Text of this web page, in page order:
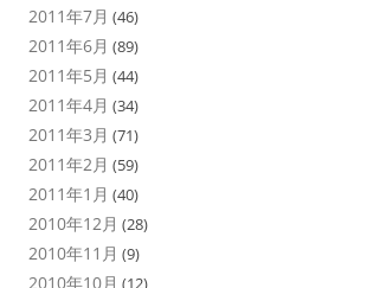
2011年7月 (46)
2011年6月 (89)
2011年5月 (44)
2011年4月 (34)
2011年3月 (71)
2011年2月 (59)
2011年1月 (40)
2010年12月 (28)
2010年11月 (9)
2010年10月 (12)